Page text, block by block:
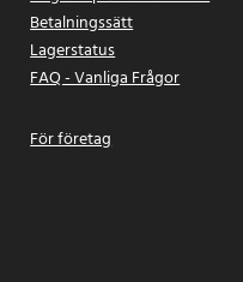
Betalningssätt
Lagerstatus
FAQ - Vanliga Frågor
För företag